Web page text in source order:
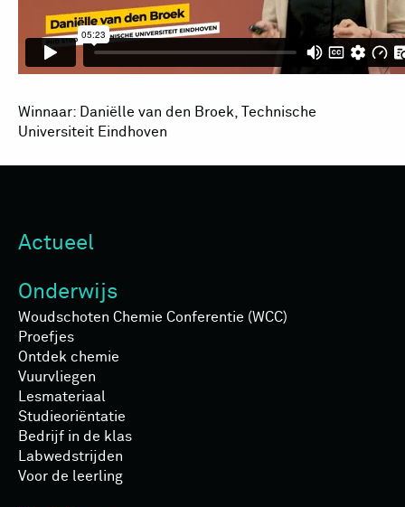
Winnaar: Daniëlle van den Broek, Technische
Universiteit Eindhoven
Actueel
Onderwijs
Woudschoten Chemie Conferentie (WCC)
Proefjes
Ontdek chemie
Vuurvliegen
Lesmateriaal
Studieoriëntatie
Bedrijf in de klas
Labwedstrijden
Voor de leerling